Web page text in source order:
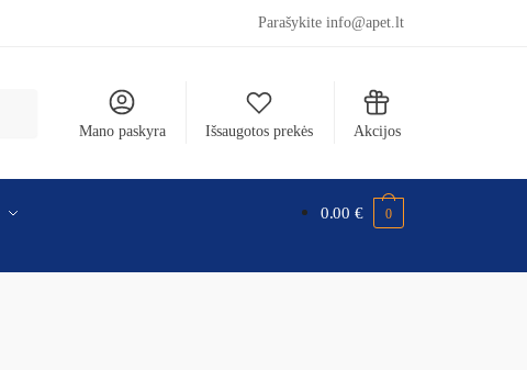
Parašykite info@apet.lt
Mano paskyra Išsaugotos prekės Akcijos
0.00€ 0